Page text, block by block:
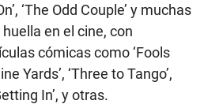
‘The Odd Couple’ y muchas
en el cine, con
cómicas como ‘Fools
Yards’, ‘Three to Tango’,
In’, y otras.